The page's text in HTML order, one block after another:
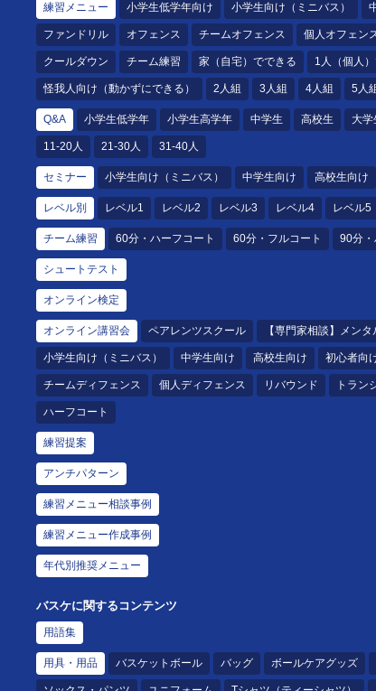
練習メニュー 小学生低学年向け 小学生向け（ミニバス）
ファンドリル オフェンス チームオフェンス 個人オフェン
クールダウン チーム練習 家（自宅）でできる 1人（個人
怪我人向け（動かずにできる） 2人組 3人組 4人組 5人
Q&A 小学生低学年 小学生高学年 中学生 高校生 大学
11-20人 21-30人 31-40人
セミナー 小学生向け（ミニバス） 中学生向け 高校生向け
レベル別 レベル1 レベル2 レベル3 レベル4 レベル5
チーム練習 60分・ハーフコート 60分・フルコート 90分・
シュートテスト
オンライン検定
オンライン講習会 ペアレンツスクール 【専門家相談】メン
小学生向け（ミニバス） 中学生向け 高校生向け 初心者向
チームディフェンス 個人ディフェンス リバウンド トラン
ハーフコート
練習提案
アンチパターン
練習メニュー相談事例
練習メニュー作成事例
年代別推奨メニュー
バスケに関するコンテンツ
用語集
用具・用品 バスケットボール バッグ ボールケアグッズ